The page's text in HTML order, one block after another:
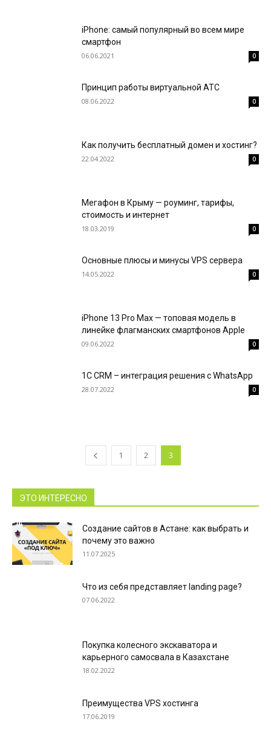
iPhone: самый популярный во всем мире
смартфон
06.06.2021 0
Принцип работы виртуальной АТС
08.06.2022 0
Как получить бесплатный домен и хостинг?
22.04.2022 0
Мегафон в Крыму — роуминг, тарифы,
стоимость и интернет
18.03.2019 0
Основные плюсы и минусы VPS сервера
14.05.2022 0
iPhone 13 Pro Max — топовая модель в
линейке флагманских смартфонов Apple
09.06.2022 0
1С CRM – интеграция решения с WhatsApp
28.07.2022 0
1 2 3
ЭТО ИНТЕРЕСНО
Создание сайтов в Астане: как выбрать и
почему это важно
11.07.2025
Что из себя представляет landing page?
07.06.2022
Покупка колесного экскаватора и
карьерного самосвала в Казахстане
18.02.2022
Преимущества VPS хостинга
17.06.2019